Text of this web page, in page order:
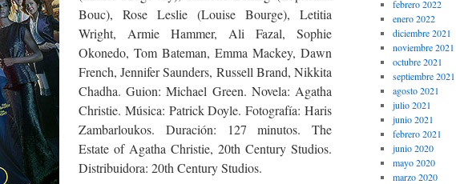
Bouc), Rose Leslie (Louise Bourge), Letitia
Wright, Armie Hammer, Ali Fazal, Sophie
Okonedo, Tom Bateman, Emma Mackey, Dawn
French, Jennifer Saunders, Russell Brand, Nikkita
Chadha. Guion: Michael Green. Novela: Agatha
Christie. Música: Patrick Doyle. Fotografía: Haris
Zambarloukos. Duración: 127 minutos. The
Estate of Agatha Christie, 20th Century Studios.
Distribuidora: 20th Century Studios.
febrero 2022
enero 2022
diciembre 2021
noviembre 2021
octubre 2021
septiembre 2021
agosto 2021
julio 2021
junio 2021
febrero 2021
junio 2020
mayo 2020
marzo 2020